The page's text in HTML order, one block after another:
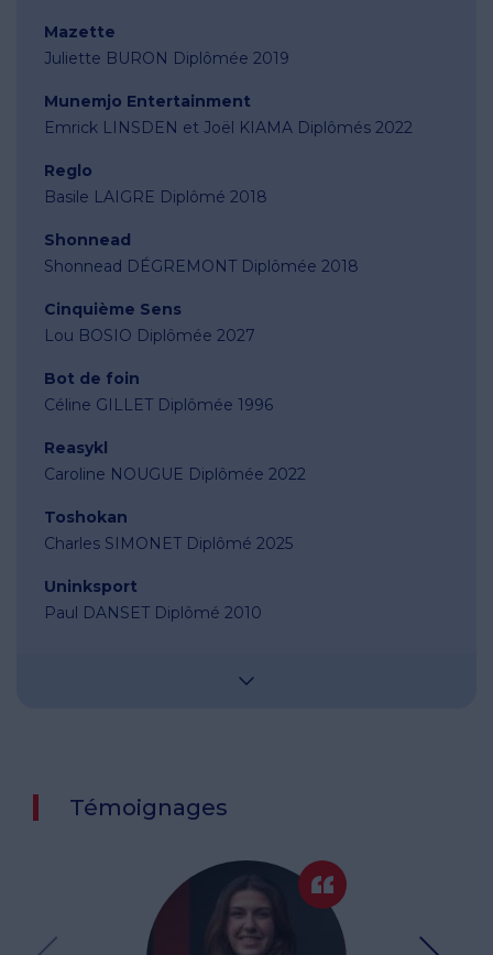
Mazette
Juliette BURON Diplômée 2019
Munemjo Entertainment
Emrick LINSDEN et Joël KIAMA Diplômés 2022
Reglo
Basile LAIGRE Diplômé 2018
Shonnead
Shonnead DÉGREMONT Diplômée 2018
Cinquième Sens
Lou BOSIO Diplômée 2027
Bot de foin
Céline GILLET Diplômée 1996
Reasykl
Caroline NOUGUE Diplômée 2022
Toshokan
Charles SIMONET Diplômé 2025
Uninksport
Paul DANSET Diplômé 2010
Témoignages